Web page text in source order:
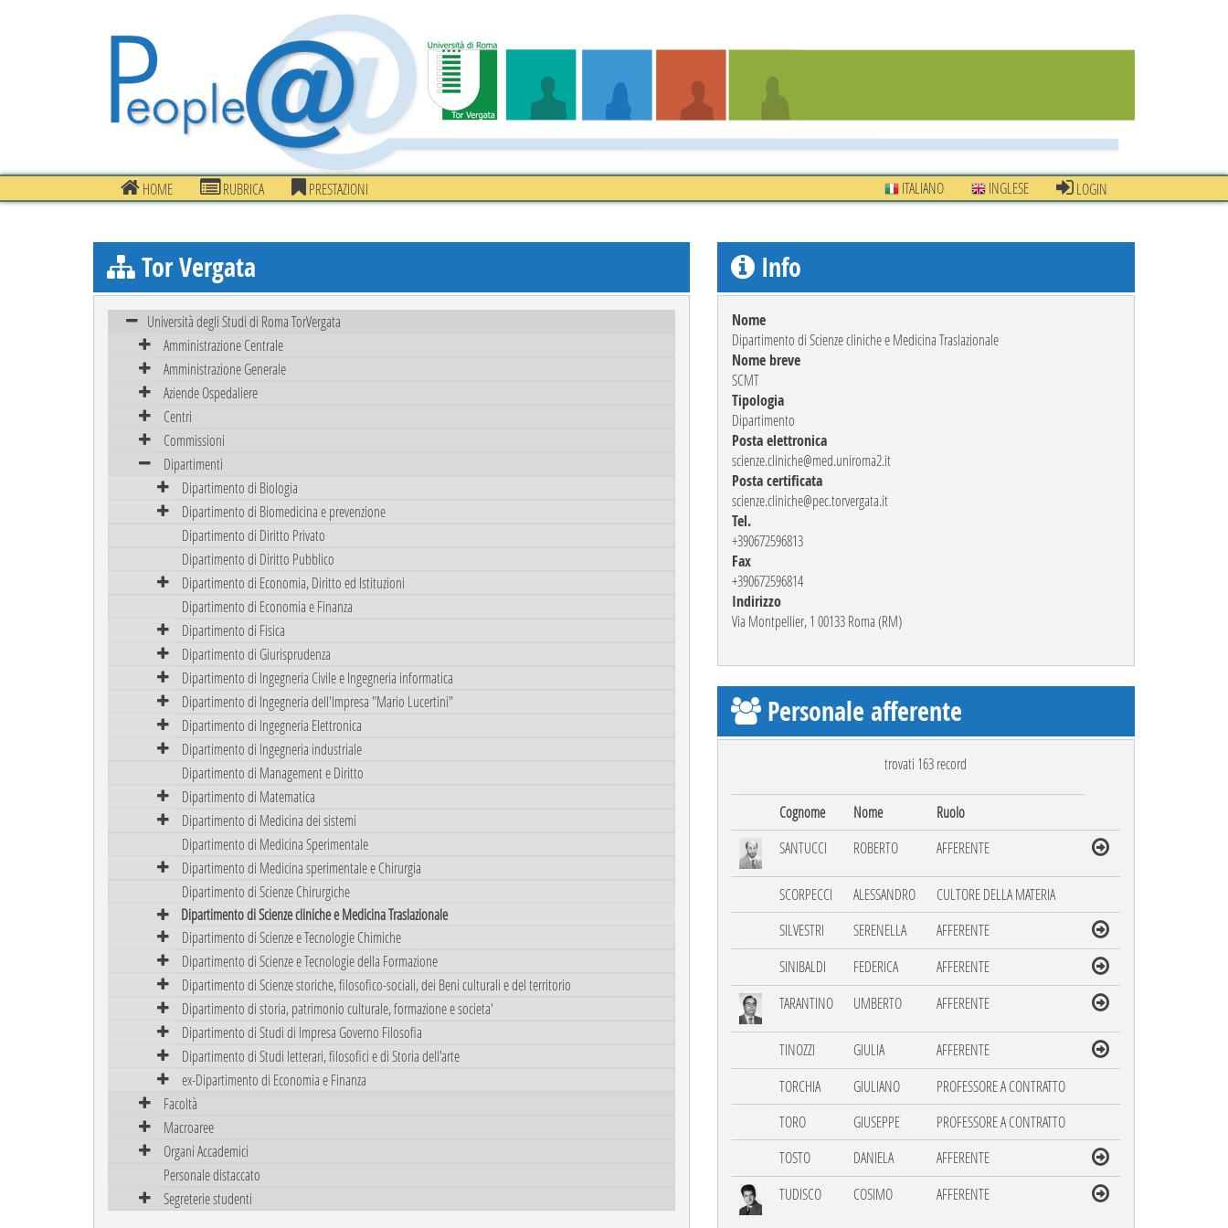
HOME RUBRICA PRESTAZIONI ITALIANO INGLESE LOGIN
Tor Vergata
Università degli Studi di Roma TorVergata
Amministrazione Centrale
Amministrazione Generale
Aziende Ospedaliere
Centri
Commissioni
Dipartimenti
Dipartimento di Biologia
Dipartimento di Biomedicina e prevenzione
Dipartimento di Diritto Privato
Dipartimento di Diritto Pubblico
Dipartimento di Economia, Diritto ed Istituzioni
Dipartimento di Economia e Finanza
Dipartimento di Fisica
Dipartimento di Giurisprudenza
Dipartimento di Ingegneria Civile e Ingegneria informatica
Dipartimento di Ingegneria dell'Impresa "Mario Lucertini"
Dipartimento di Ingegneria Elettronica
Dipartimento di Ingegneria industriale
Dipartimento di Management e Diritto
Dipartimento di Matematica
Dipartimento di Medicina dei sistemi
Dipartimento di Medicina Sperimentale
Dipartimento di Medicina sperimentale e Chirurgia
Dipartimento di Scienze Chirurgiche
Dipartimento di Scienze cliniche e Medicina Traslazionale
Dipartimento di Scienze e Tecnologie Chimiche
Dipartimento di Scienze e Tecnologie della Formazione
Dipartimento di Scienze storiche, filosofico-sociali, dei Beni culturali e del territorio
Dipartimento di storia, patrimonio culturale, formazione e societa'
Dipartimento di Studi di Impresa Governo Filosofia
Dipartimento di Studi letterari, filosofici e di Storia dell'arte
ex-Dipartimento di Economia e Finanza
Facoltà
Macroaree
Organi Accademici
Personale distaccato
Segreterie studenti
Info
Nome
Dipartimento di Scienze cliniche e Medicina Traslazionale
Nome breve
SCMT
Tipologia
Dipartimento
Posta elettronica
scienze.cliniche@med.uniroma2.it
Posta certificata
scienze.cliniche@pec.torvergata.it
Tel.
+390672596813
Fax
+390672596814
Indirizzo
Via Montpellier, 1 00133 Roma (RM)
Personale afferente
trovati 163 record
Cognome Nome
Ruolo
SANTUCCI
ROBERTO AFFERENTE
SCORPECCI ALESSANDRO
CULTORE DELLA MATERIA
SILVESTRI
SERENELLA
AFFERENTE
SINIBALDI
FEDERICA
AFFERENTE
TARANTINO
UMBERTO AFFERENTE
TINOZZI GIULIA
AFFERENTE
TORCHIA
GIULIANO
PROFESSORE A CONTRATTO
TORO
GIUSEPPE
PROFESSORE A CONTRATTO
TOSTO
DANIELA
AFFERENTE
TUDISCO
COSIMO AFFERENTE